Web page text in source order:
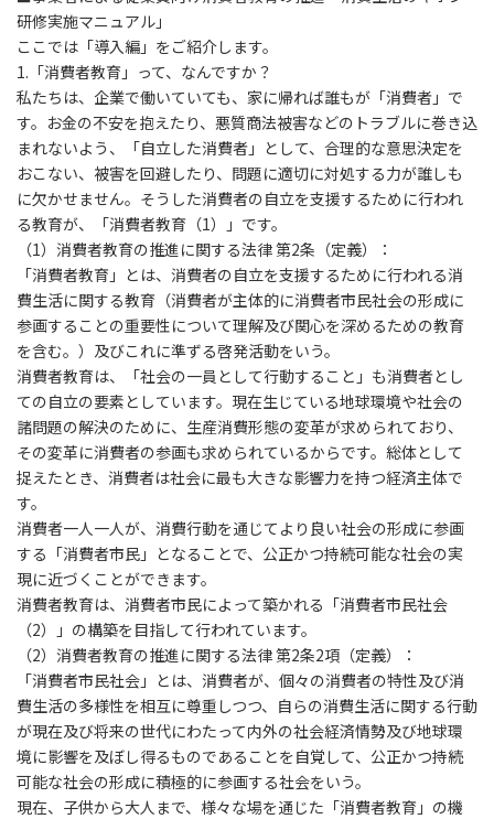
研修実施マニュアル」
ここでは「導入編」をご紹介します。
1.「消費者教育」って、なんですか？
私たちは、企業で働いていても、家に帰れば誰もが「消費者」で
す。お金の不安を抱えたり、悪質商法被害などのトラブルに巻き込
まれないよう、「自立した消費者」として、合理的な意思決定を
おこない、被害を回避したり、問題に適切に対処する力が誰しも
に欠かせません。そうした消費者の自立を支援するために行われ
る教育が、「消費者教育（1）」です。
（1）消費者教育の推進に関する法律 第2条（定義）：
「消費者教育」とは、消費者の自立を支援するために行われる消
費生活に関する教育（消費者が主体的に消費者市民社会の形成に
参画することの重要性について理解及び関心を深めるための教育
を含む。）及びこれに準ずる啓発活動をいう。
消費者教育は、「社会の一員として行動すること」も消費者とし
ての自立の要素としています。現在生じている地球環境や社会の
諸問題の解決のために、生産消費形態の変革が求められており、
その変革に消費者の参画も求められているからです。総体として
捉えたとき、消費者は社会に最も大きな影響力を持つ経済主体で
す。
消費者一人一人が、消費行動を通じてより良い社会の形成に参画
する「消費者市民」となることで、公正かつ持続可能な社会の実
現に近づくことができます。
消費者教育は、消費者市民によって築かれる「消費者市民社会
（2）」の構築を目指して行われています。
（2）消費者教育の推進に関する法律 第2条2項（定義）：
「消費者市民社会」とは、消費者が、個々の消費者の特性及び消
費生活の多様性を相互に尊重しつつ、自らの消費生活に関する行動
が現在及び将来の世代にわたって内外の社会経済情勢及び地球環
境に影響を及ぼし得るものであることを自覚して、公正かつ持続
可能な社会の形成に積極的に参画する社会をいう。
現在、子供から大人まで、様々な場を通じた「消費者教育」の機